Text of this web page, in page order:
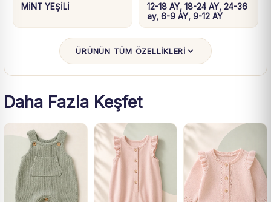
MİNT YEŞİLİ
12-18 AY, 18-24 AY, 24-36
ay, 6-9 AY, 9-12 AY
ÜRÜNÜN TÜM ÖZELLİKLERİ
Daha Fazla Keşfet